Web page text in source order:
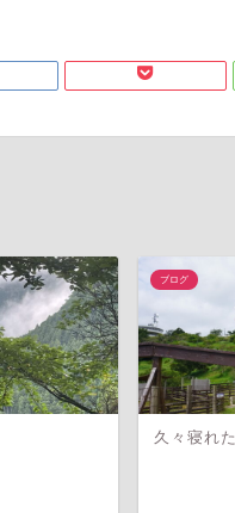
ブログ
久々寝れた